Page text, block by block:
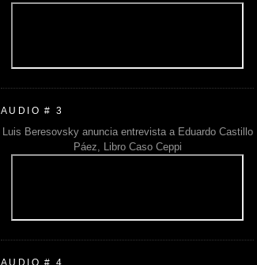
AUDIO # 3
Luis Beresovsky anuncia entrevista a Eduardo Castillo
Páez, Libro Caso Ceppi
AUDIO # 4